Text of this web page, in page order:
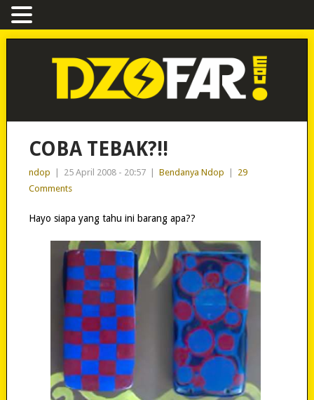
COBA TEBAK?!!
ndop 25 April 2008 - 20:57 Bendanya Ndop
29
Comments
Hayo siapa yang tahu ini barang apa??